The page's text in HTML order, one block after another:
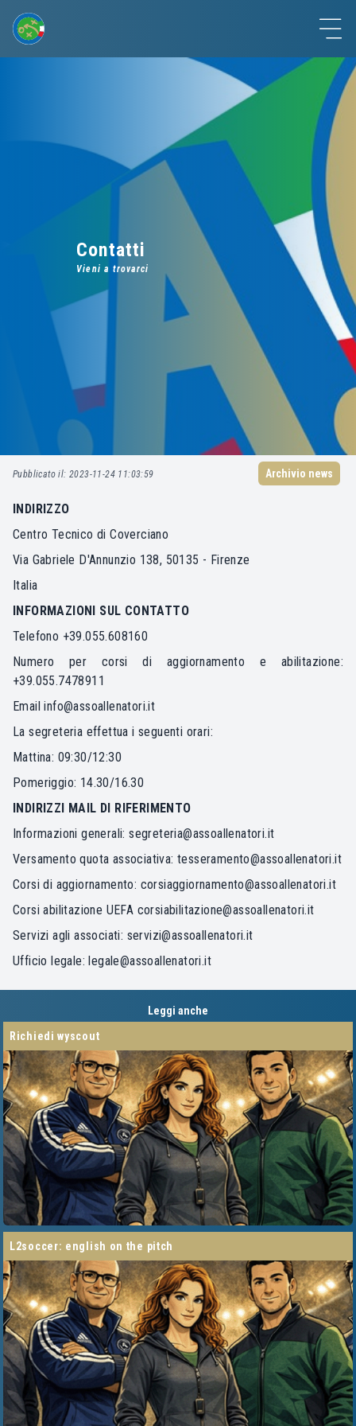
Contatti
Vieni a trovarci
Archivio news
Pubblicato il: 2023-11-24 11:03:59
INDIRIZZO
Centro Tecnico di Coverciano
Via Gabriele D'Annunzio 138, 50135 - Firenze
Italia
INFORMAZIONI SUL CONTATTO
Telefono +39.055.608160
Numero per corsi di aggiornamento e abilitazione:
+39.055.7478911
Emailinfo@assoallenatori.it
La segreteria effettua i seguenti orari:
Mattina: 09:30/12:30
Pomeriggio: 14.30/16.30
INDIRIZZI MAIL DI RIFERIMENTO
Informazioni generali:segreteria@assoallenatori.it
Versamento quota associativa: tesseramento@assoallenatori.it
Corsi di aggiornamento: corsiaggiornamento@assoallenatori.it
Corsi abilitazione UEFA corsiabilitazione@assoallenatori.it
Servizi agli associati: servizi@assoallenatori.it
Ufficio legale:legale@assoallenatori.it
Leggi anche
richiedi wyscout
l2soccer: english on the pitch